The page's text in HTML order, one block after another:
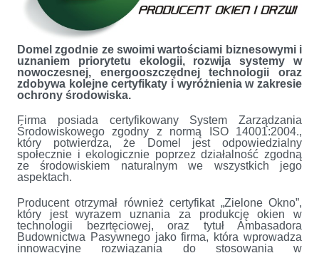
Domel zgodnie ze swoimi wartościami biznesowymi i
uznaniem priorytetu ekologii, rozwija systemy w
nowoczesnej, energooszczędnej technologii oraz
zdobywa kolejne certyfikaty i wyróżnienia w zakresie
ochrony środowiska.
Firma posiada certyfikowany System Zarządzania
Środowiskowego zgodny z normą ISO 14001:2004.,
który potwierdza, że Domel jest odpowiedzialny
społecznie i ekologicznie poprzez działalność zgodną
ze środowiskiem naturalnym we wszystkich jego
aspektach.
Producent otrzymał również certyfikat „Zielone Okno”,
który jest wyrazem uznania za produkcję okien w
technologii bezrtęciowej, oraz tytuł Ambasadora
Budownictwa Pasywnego jako firma, która wprowadza
innowacyjne rozwiązania do stosowania w